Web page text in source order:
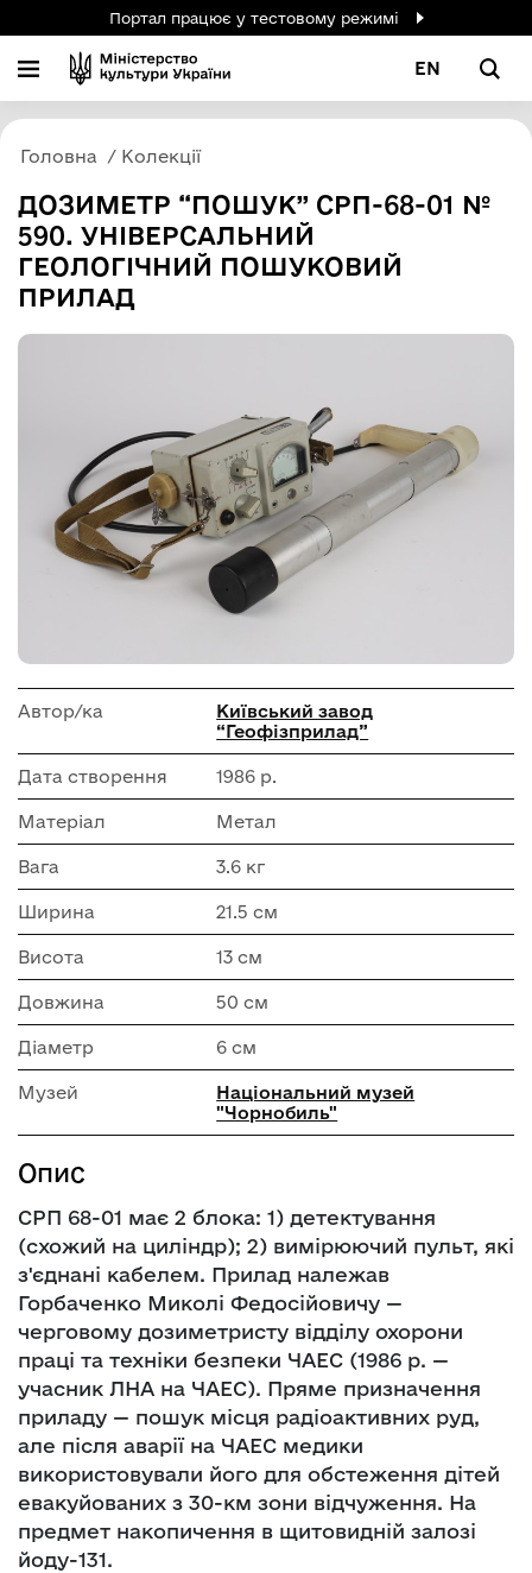
Портал працює у тестовому режимі
EN
Головна Колекції
ДОЗИМЕТР “ПОШУК” СРП-68-01 №
590. УНІВЕРСАЛЬНИЙ
ГЕОЛОГІЧНИЙ ПОШУКОВИЙ
ПРИЛАД
Автор/ка
Київський завод
“Геофізприлад”
Дата створення 1986 р.
Матеріал Метал
Вага 3.6 кг
Ширина 21.5 см
Висота 13 см
Довжина 50 см
Діаметр 6 см
Музей
Національний музей
"Чорнобиль"
Опис
СРП 68-01 має 2 блока: 1) детектування
(схожий на циліндр); 2) вимірюючий пульт, які
з'єднані кабелем. Прилад належав
Горбаченко Миколі Федосійовичу —
черговому дозиметристу відділу охорони
праці та техніки безпеки ЧАЕС (1986 р. —
учасник ЛНА на ЧАЕС). Пряме призначення
приладу — пошук місця радіоактивних руд,
але після аварії на ЧАЕС медики
використовували його для обстеження дітей
евакуйованих з 30-км зони відчуження. На
предмет накопичення в щитовидній залозі
йоду-131.